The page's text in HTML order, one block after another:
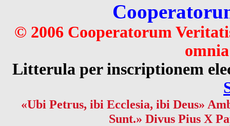
© 2006 Cooperatorum
Litterula per inscriptionem
«Ubi Petrus, ibi Ecclesia, ibi Deus»
Sunt.» Divus Pius X